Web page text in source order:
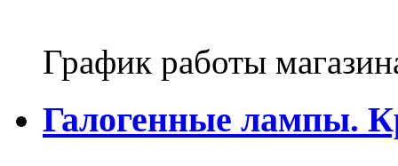
График работы
Галогенные лампы.